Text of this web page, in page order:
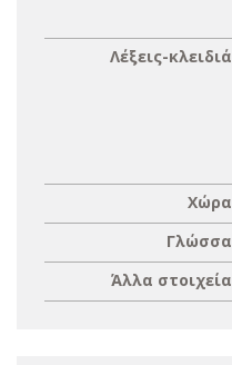
Λέξεις-κλειδιά
Χώρα
Γλώσσα
Άλλα στοιχεία